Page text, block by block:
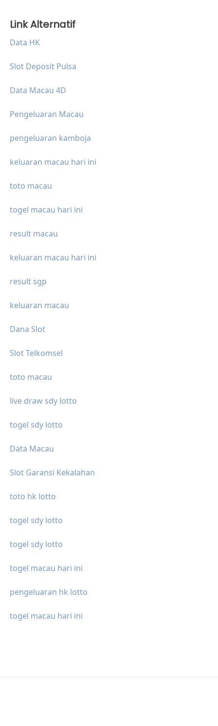
Link Alternatif
Data HK
Slot Deposit Pulsa
Data Macau 4D
Pengeluaran Macau
pengeluaran kamboja
keluaran macau hari ini
toto macau
togel macau hari ini
result macau
keluaran macau hari ini
result sgp
keluaran macau
Dana Slot
Slot Telkomsel
toto macau
live draw sdy lotto
togel sdy lotto
Data Macau
Slot Garansi Kekalahan
toto hk lotto
togel sdy lotto
togel sdy lotto
togel macau hari ini
pengeluaran hk lotto
togel macau hari ini